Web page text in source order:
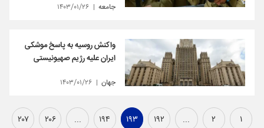
جامعه ۱۴۰۳/۰۱/۲۶
واکنش روسیه به پاسخ موشکی
ایران علیه رژیم صهیونیستی
جهان ۱۴۰۳/۰۱/۲۶
۱ ۲ ... ۱۹۲ ۱۹۳ ۱۹۴ ... ۲۰۶ ۲۰۷